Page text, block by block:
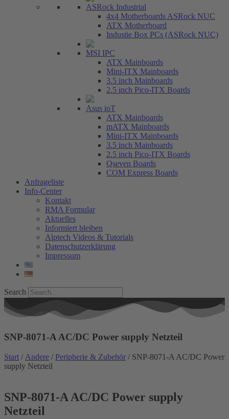
ASRock Industrial
4x4 Motherboards ASRock NUC
ATX Motherboard
Industie Box PCs (ASRock NUC)
MSI IPC
ATX Mainboards
Mini-ITX Mainboards
3.5 inch Mainboards
2.5 inch Pico-ITX Boards
Asus ioT
ATX Mainboards
mATX Mainboards
Mini-ITX Mainboards
3.5 inch Mainboards
2.5 inch Pico-ITX Boards
Qseven Boards
COM Express Boards
Anfrageliste
Info-Center
Kontakt
RMA Formular
Aktuelles
Informiert bleiben
Alptech Videos & Tutorials
Datenschutzerklärung
Impressum
Search
SNP-8071-A AC/DC Power supply Netzteil
Start / Andere / Peripherie & Zubehör / SNP-8071-A AC/DC Power
supply Netzteil
SNP-8071-A AC/DC Power supply
Netzteil